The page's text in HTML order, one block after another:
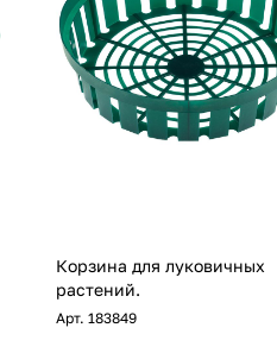
Корзина для луковичных
растений.
Арт. 183849